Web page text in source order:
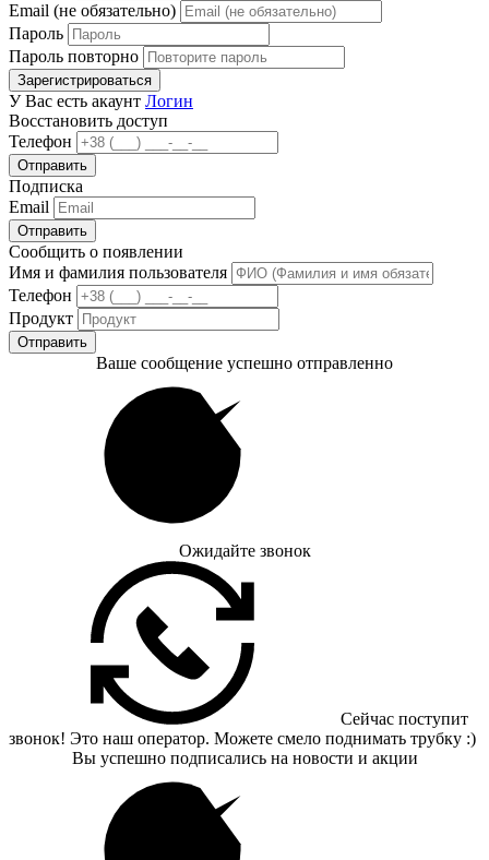
Email (не обязательно)
Пароль
Пароль повторно
Зарегистрироваться
У Вас есть акаунт Логин
Восстановить доступ
Телефон
Отправить
Подписка
Email
Отправить
Сообщить о появлении
Имя и фамилия пользователя
Телефон
Продукт
Отправить
Ваше сообщение успешно отправленно
Ожидайте звонок
Сейчас поступит
звонок! Это наш оператор. Можете смело поднимать трубку :)
Вы успешно подписались на новости и акции